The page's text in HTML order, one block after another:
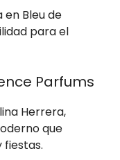
en Bleu de
para el
Parfums
Herrera,
que
fiestas.